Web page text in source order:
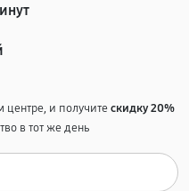
и получитескидку 20%
в тот же день